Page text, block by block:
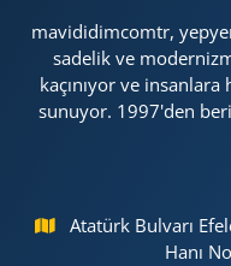
mavididimcomtr,
sadelik ve
kaçınıyor ve
sunuyor. 1997'den beri
Atatürk Bulvarı
Hanı